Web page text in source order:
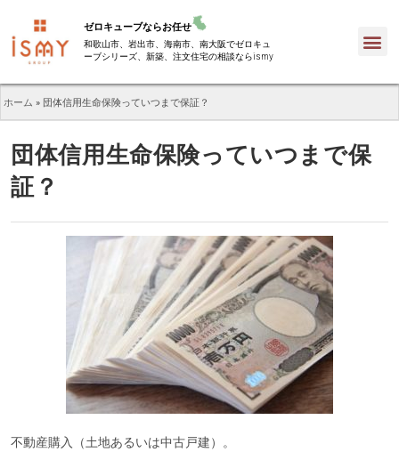
ゼロキューブならお任せ
和歌山市、岩出市、海南市、南大阪でゼロキュ
ーブシリーズ、新築、注文住宅の相談ならismy
ホーム » 団体信用生命保険っていつまで保証？
団体信用生命保険っていつまで保
証？
不動産購入（土地あるいは中古戸建）。